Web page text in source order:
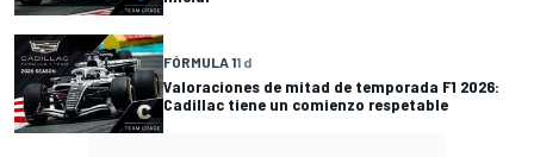
FÓRMULA 11 d
Valoraciones de mitad de temporada F1 2026:
Cadillac tiene un comienzo respetable